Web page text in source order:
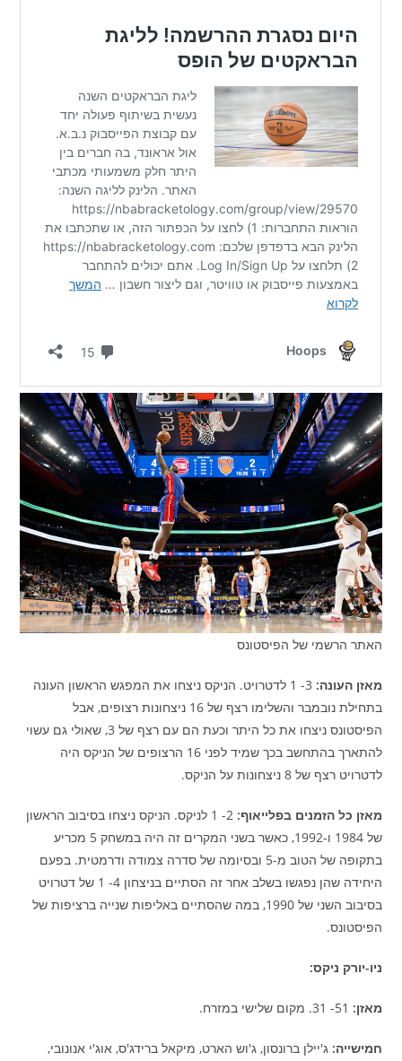
האתר הרשמי של הפיסטונס
מאזן העונה:
3- 1 לדטרויט. הניקס ניצחו את המפגש הראשון העונה
בתחילת נובמבר והשלימו רצף של 16 ניצחונות רצופים, אבל
הפיסטונס ניצחו את כל היתר וכעת הם עם רצף של 3, שאולי גם עשוי
להתארך בהתחשב בכך שמיד לפני 16 הרצופים של הניקס היה
לדטרויט רצף של 8 ניצחונות על הניקס.
מאזן כל הזמנים בפלייאוף:
2- 1 לניקס. הניקס ניצחו בסיבוב הראשון
של 1984 ו-1992, כאשר בשני המקרים זה היה במשחק 5 מכריע
בתקופה של הטוב מ-5 ובסיומה של סדרה צמודה ודרמטית. בפעם
היחידה שהן נפגשו בשלב אחר זה הסתיים בניצחון 4- 1 של דטרויט
בסיבוב השני של 1990, במה שהסתיים באליפות שנייה ברציפות של
הפיסטונס.
ניו-יורק ניקס:
מאזן:
חמישייה: ג'יילן ברונסון, ג'וש הארט, מיקאל ברידג'ס, אוג'י אנונובי,